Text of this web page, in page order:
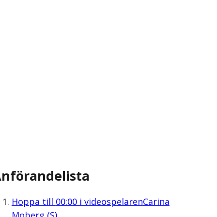
Hoppa till 00:00i videospelarenCarina